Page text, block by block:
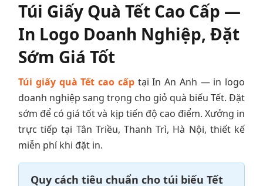
Túi Giấy Quà Tết Cao Cấp —
In Logo Doanh Nghiệp, Đặt
Sớm Giá Tốt
Túi giấy quà Tết cao cấptại In An Anh — in logo
doanh nghiệp sang trọng cho giỏ quà biếu Tết. Đặt
sớm để có giá tốt và kịp tiến độ cao điểm. Xưởng in
trực tiếp tại Tân Triều, Thanh Trì, Hà Nội, thiết kế
miễn phí khi đặt in.
Quy cách tiêu chuẩn cho túi biếu Tết